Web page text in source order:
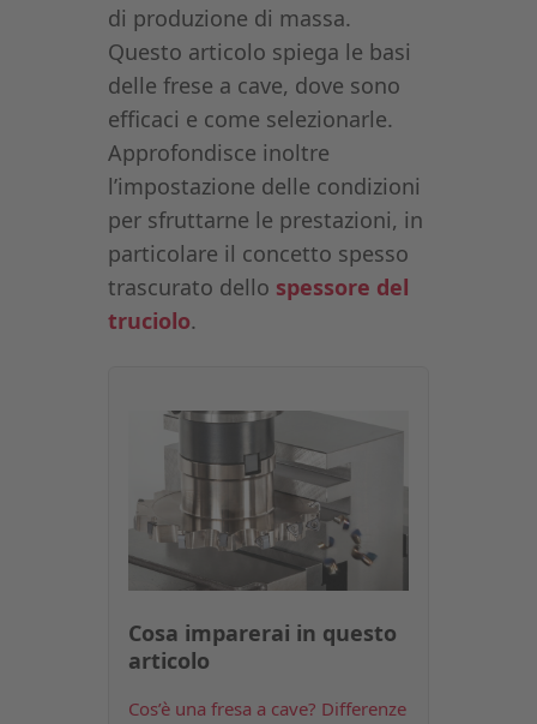
di produzione di massa.
Questo articolo spiega le basi
delle frese a cave, dove sono
efficaci e come selezionarle.
Approfondisce inoltre
l’impostazione delle condizioni
per sfruttarne le prestazioni, in
particolare il concetto spesso
trascurato dello spessore del
truciolo.
Cosa imparerai in questo
articolo
Cos’è una fresa a cave? Differenze